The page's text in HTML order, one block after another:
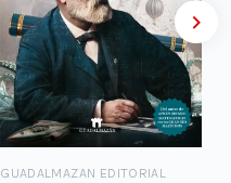
GUADALMAZAN EDITORIAL